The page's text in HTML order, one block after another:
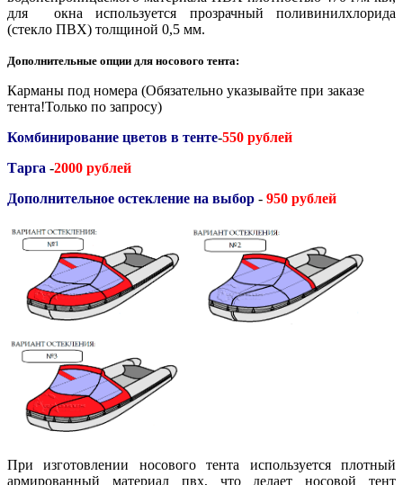
для окна используется прозрачный поливинилхлорида
(стекло ПВХ) толщиной 0,5 мм.
Дополнительные опции для носового тента:
Карманы под номера (Обязательно указывайте при заказе
тента!Только по запросу)
Комбинирование цветов в тенте-550 рублей
Тарга -2000 рублей
Дополнительное остекление на выбор - 950 рублей
При изготовлении носового тента используется плотный
армированный материал пвх, что делает носовой тент